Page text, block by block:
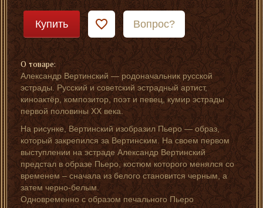
Купить Вопрос?
О товаре:
Александр Вертинский — родоначальник русской
эстрады. Русский и советский эстрадный артист,
киноактёр, композитор, поэт и певец, кумир эстрады
первой половины XX века.
На рисунке, Вертинский изобразил Пьеро — образ,
который закрепился за Вертинским. На своем первом
выступлении на эстраде Александр Вертинский
предстал в образе Пьеро, костюм которого менялся со
временем – сначала из белого становится черным, а
затем черно-белым.
Одновременно с образом печального Пьеро